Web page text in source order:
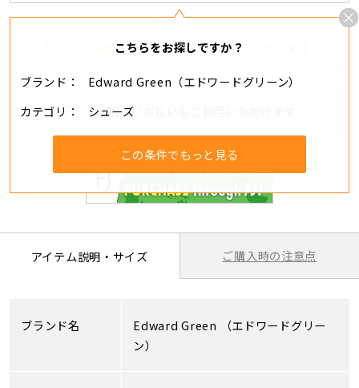
こちらをお探しですか？
ブランド
Edward Green（エドワードグリーン）
カテゴリ
シューズ
この条件でもっと見る
追加する
分割・リボ払いもご利用いただけます
アイテム説明・サイズ ご購入時の注意点
ブランド名 Edward Green （エドワードグリー
ン）